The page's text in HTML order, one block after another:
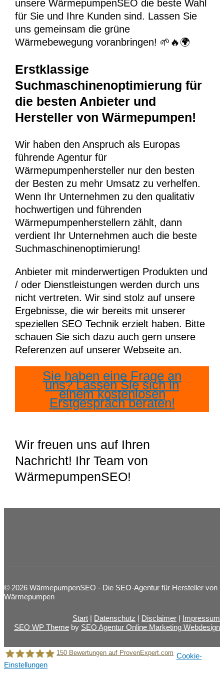
unsere WärmepumpenSEO die beste Wahl
für Sie und Ihre Kunden sind. Lassen Sie
uns gemeinsam die grüne
Wärmebewegung voranbringen! 🌱🔥🌍
Erstklassige
Suchmaschinenoptimierung für
die besten Anbieter und
Hersteller von Wärmepumpen!
Wir haben den Anspruch als Europas
führende Agentur für
Wärmepumpenhersteller nur den besten
der Besten zu mehr Umsatz zu verhelfen.
Wenn Ihr Unternehmen zu den qualitativ
hochwertigen und führenden
Wärmepumpenherstellern zählt, dann
verdient Ihr Unternehmen auch die beste
Suchmaschinenoptimierung!
Anbieter mit minderwertigen Produkten und
/ oder Dienstleistungen werden durch uns
nicht vertreten. Wir sind stolz auf unsere
Ergebnisse, die wir bereits mit unserer
speziellen SEO Technik erzielt haben. Bitte
schauen Sie sich dazu auch gern unsere
Referenzen auf unserer Webseite an.
Sie haben eine Frage an
uns? Lassen Sie sich in
einem kostenlosen
Erstgespräch beraten!
Wir freuen uns auf Ihren
Nachricht! Ihr Team von
WärmepumpenSEO!
© 2026 WärmepumpenSEO - Die SEO-Agentur für Hersteller von
Wärmepumpen
Start Datenschutz Disclaimer
Impressum
SEO WP Theme by SEO Agentur Online Marketing Webdesign
150 Bewertungen auf ProvenExpert.com Cookie-
Einstellungen